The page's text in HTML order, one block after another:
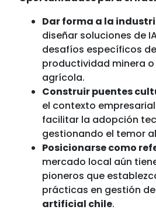
Dar forma a la
diseñar soluciones de
desafíos específicos
productividad minera
agrícola.
Construir puentes
el contexto
facilitar la adopción
gestionando el temor
Posicionarse como
mercado local aún
pioneros que
prácticas en gestión de
artificial chile.